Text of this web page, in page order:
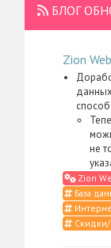
БЛОГ
Zion
не
Zion
База